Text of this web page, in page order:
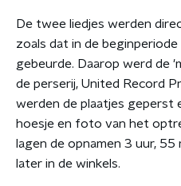
De twee liedjes werden
zoals dat in de
gebeurde. Daarop werd de
de perserij, United Record
werden de plaatjes geperst
hoesje en foto van het
lagen de opnamen 3 uur,
later in de winkels.